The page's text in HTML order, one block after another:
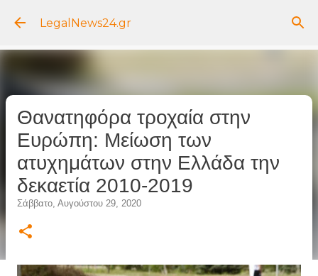
Μετάβαση στο κύριο περιεχόμενο
LegalNews24.gr
Θανατηφόρα τροχαία στην
Ευρώπη: Μείωση των
ατυχημάτων στην Ελλάδα την
δεκαετία 2010-2019
Σάββατο, Αυγούστου 29, 2020